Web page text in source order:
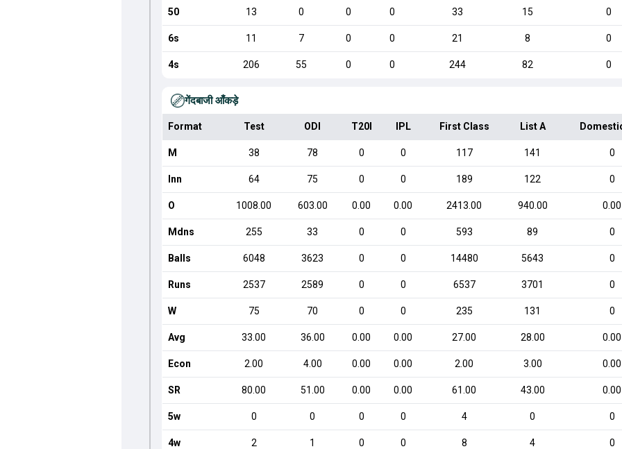
50 13 0 0 0 33 15 0
6s 11 7 0 0 21 8 0
4s 206 55 0 0 244 82 0
गेंदबाजी आँकड़े
Format Test ODI T20I IPL First Class List A
M 38 78 0 0 117 141 0
Inn 64 75 0 0 189 122 0
O 1008.00 603.00 0.00 0.00 2413.00 940.00 0.00
Mdns 255 33 0 0 593 89 0
Balls 6048 3623 0 0 14480 5643 0
Runs 2537 2589 0 0 6537 3701 0
W 75 70 0 0 235 131 0
Avg 33.00 36.00 0.00 0.00 27.00 28.00 0.00
Econ 2.00 4.00 0.00 0.00 2.00 3.00 0.00
SR 80.00 51.00 0.00 0.00 61.00 43.00 0.00
5w 0 0 0 0 4 0 0
4w 2 1 0 0 8 4 0